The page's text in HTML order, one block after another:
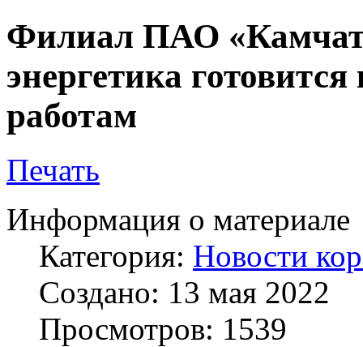
Филиал ПАО
энергетика
работам
Печать
Информация о материале
Категория: Новости
Создано: 13 мая 2022
Просмотров: 1539